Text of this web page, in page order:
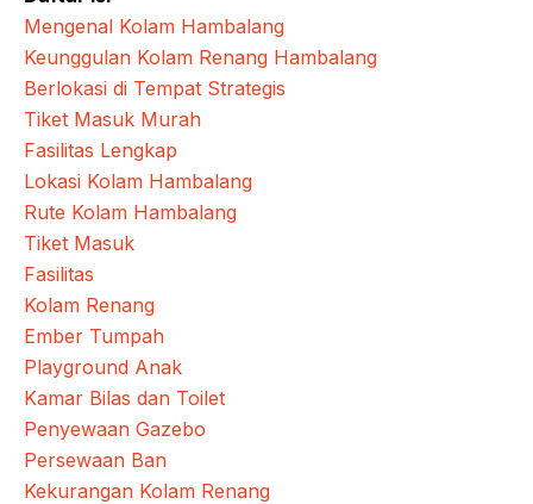
Mengenal Kolam Hambalang
Keunggulan Kolam Renang Hambalang
Berlokasi di Tempat Strategis
Tiket Masuk Murah
Fasilitas Lengkap
Lokasi Kolam Hambalang
Rute Kolam Hambalang
Tiket Masuk
Fasilitas
Kolam Renang
Ember Tumpah
Playground Anak
Kamar Bilas dan Toilet
Penyewaan Gazebo
Persewaan Ban
Kekurangan Kolam Renang